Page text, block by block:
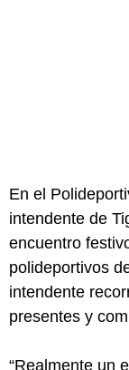
En el
intendente de
encuentro
polideportivos
intendente
presentes y
“Realmente un